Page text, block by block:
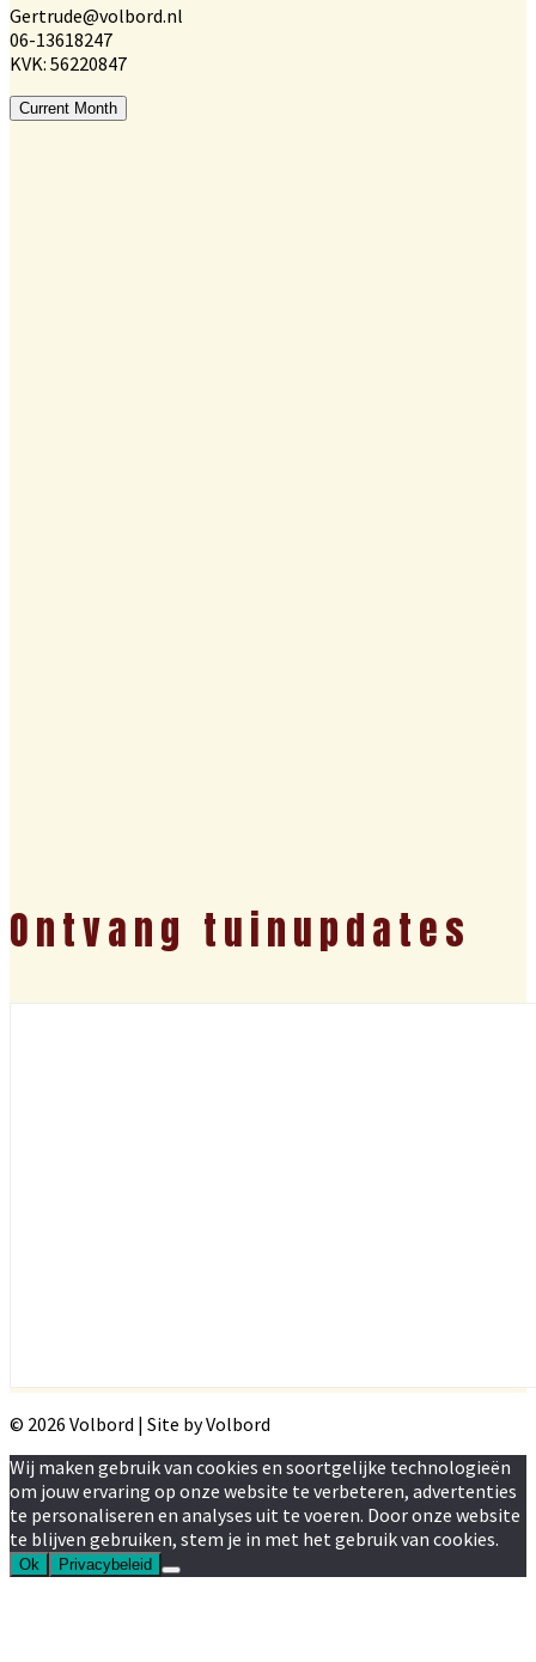
Gertrude@volbord.nl
06-13618247
KVK: 56220847
Current Month
Ontvang tuinupdates
© 2026 Volbord | Site by Volbord
Wij maken gebruik van cookies en soortgelijke technologieën
om jouw ervaring op onze website te verbeteren, advertenties
te personaliseren en analyses uit te voeren. Door onze website
te blijven gebruiken, stem je in met het gebruik van cookies.
Ok Privacybeleid